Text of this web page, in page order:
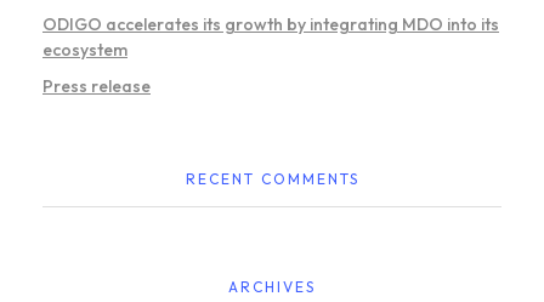
ODIGO accelerates its growth by integrating MDO into its
ecosystem
Press release
RECENT COMMENTS
ARCHIVES